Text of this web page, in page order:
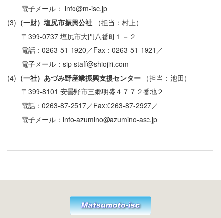
電子メール： info@m-isc.jp
(3) （一財）塩尻市振興公社
（担当：村上）
〒399-0737 塩尻市大門八番町１－２
電話：0263-51-1920／Fax：0263-51-1921／
電子メール：sip-staff@shiojiri.com
(4) （一社）あづみ野産業振興支援センター
（担当：池田）
〒399-8101 安曇野市三郷明盛４７７２番地２
電話：0263-87-2517／Fax:0263-87-2927／
電子メール：info-azumino@azumino-asc.jp